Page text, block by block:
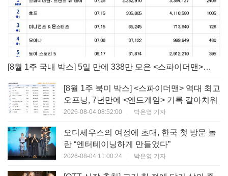
[8월 1주 국내 박스] 5일 만에 338만 모은 <스파이더맨> 극장가 235% 대반등, <호프>는 400만 돌파
[8월 1주 북미 박스] <스파이더맨> 역대 최고
오프닝, 7년만에 <엔드게임> 기록 갈아치워
2026-08-04 08:52:00 | 박은영 기자
오디세우스의 여정에 초대, 한국 첫 방문 놀
란 “엔터테이닝하게 만들었다”
2026-08-04 11:00:24 | 박은영 기자